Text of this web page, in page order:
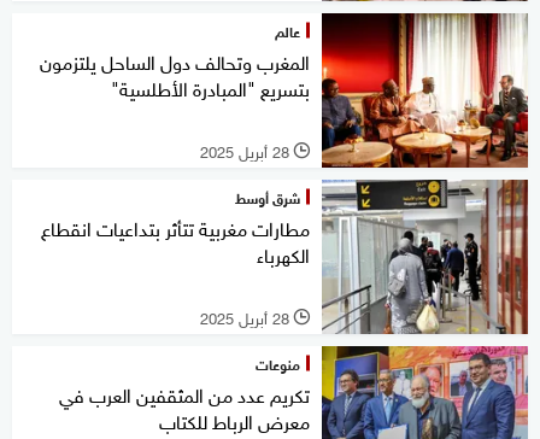
عالم
المغرب وتحالف دول الساحل يلتزمون
بتسريع "المبادرة الأطلسية"
l 28 أبريل 2025
شرق أوسط
مطارات مغربية تتأثر بتداعيات انقطاع
الكهرباء
l 28 أبريل 2025
منوعات
تكريم عدد من المثقفين العرب في
معرض الرباط للكتاب